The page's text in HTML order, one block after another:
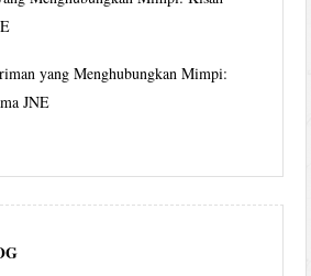
yang Menghubungkan Mimpi:
JNE